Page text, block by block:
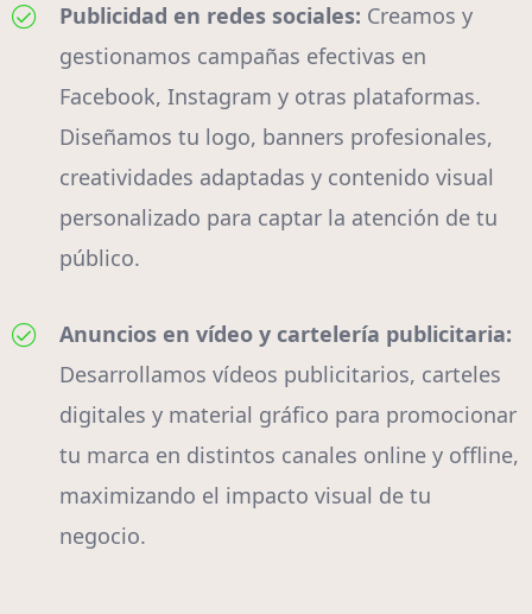
Publicidad en redes sociales: Creamos y
gestionamos campañas efectivas en
Facebook, Instagram y otras plataformas.
Diseñamos tu logo, banners profesionales,
creatividades adaptadas y contenido visual
personalizado para captar la atención de tu
público.
Anuncios en vídeo y cartelería publicitaria:
Desarrollamos vídeos publicitarios, carteles
digitales y material gráfico para promocionar
tu marca en distintos canales online y offline,
maximizando el impacto visual de tu
negocio.